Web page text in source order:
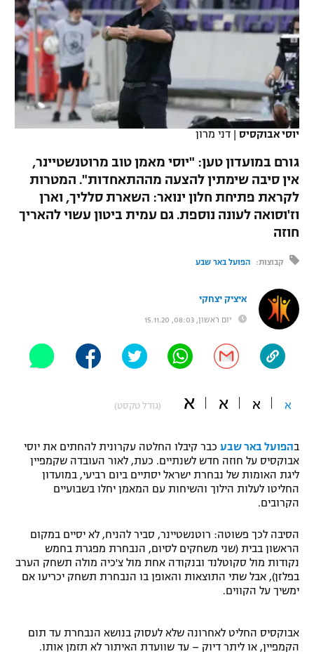
VOD
רץ ברשת
תוצאות
לוח שידורים
ברחבה
"מעל הליגה" – פודקאסט
"מחצית בשכונה" – פודקאסט
תקנון עבור פעילות אלקטרה
תקנון עבור פעילות ספורט 1 – "מרלן"
גיימינג E-Sports
מדיניות פרטיות
רשיון להקרנה פומבית לבית עסק
נבחרת ישראל
מכבי חיפה
בית"ר ירושלים
מכבי תל אביב
הפועל חיפה
הפועל באר שבע
מכבי נתניה
בני יהודה
ליגה ספרדית
ליגה איטלקית
ליגה צרפתית
ליגה הולנדית
ליגה טורקית
ליגה סינית
ליגה ברזילאית
ליגות נוספות
כדורסל נשים
מכבי תל אביב
הפועל חולון
הפועל ירושלים
יורוליג
יורוקאפ
טניס
כדוריד
כדורעף
שחייה
ג'ודו
אגרוף
היאבקות WWE
אופניים
כדורמים
פוטבול אמריקאי NFL
בייסבול MLB
אומנויות לחימה
גיימינג E-Sports
יוסי אבוקסיס | דני מרון
גורם במועדון טען: "יוסי מאמן טוב מרוטנשטיינר,
אין סיבה שימתין להצעה מההתאחדות". המטרות
לקראת פתיחת חלון ינואר: השארת סלליך, וארן
וז'וסואה לעונה נוספת. גם עמית ביטון עשוי להאריך
חוזה
קבוצות: הפועל באר שבע
איציק יצחקי
יום ראשון, 08:03, 15.11.20
א א א א (גודל טקסט)
בהפועל באר שבע כבר קיבלו החלטה עקרונית להחתים את יוסי
אבוקסיס על חוזה חדש לשנתיים. כעת, לאור העובדה שקמפיין
ליגת האומות של נבחרת ישראל יסתיים ביום רביעי, במועדון
החליטו לעלות הילוך והשיחות עם המאמן יחלו בשבועיים
הקרובים.
הסיבה לכך פשוטה: רוטנשטיינר, סביר להניח, לא יסיים במקום
הראשון בבית (שני משחקים לסיום, הנבחרת מפגרת בחמש
נקודות מול סקוטלנד ובנקודה אחת מול צ'כיה מולה תשחק הערב
בפלזן), אבל שתי התוצאות והאופן בו הנבחרת תשחק יכריעו אם
ימשיך על הקווים.
אבוקסיס החליט לאחרונה שלא לעסוק בנושא הנבחרת עד תום
הקמפיין, או ליתר דיוק – עד שוועדת האיתור לא תזמן אותו.